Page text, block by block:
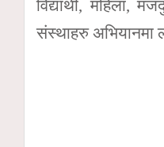
विद्यार्थी, महिला,
संस्थाहरु अभियानमा